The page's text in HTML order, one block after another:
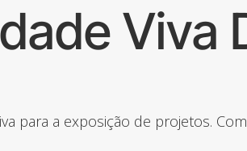
Viva
para a exposição de projetos.